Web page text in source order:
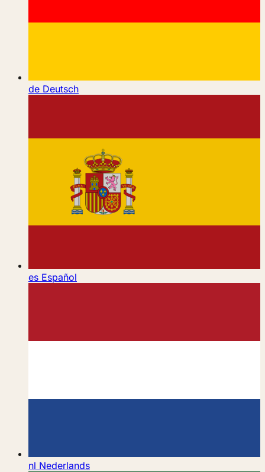
de Deutsch
es Español
nl Nederlands